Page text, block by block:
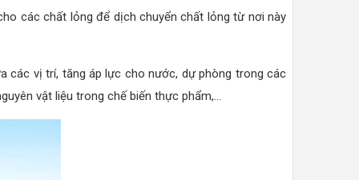
các chất lỏng để dịch chuyển chất lỏng từ nơi này
các vị trí, tăng áp lực cho nước, dự phòng trong các
vật liệu trong chế biến thực phẩm,...